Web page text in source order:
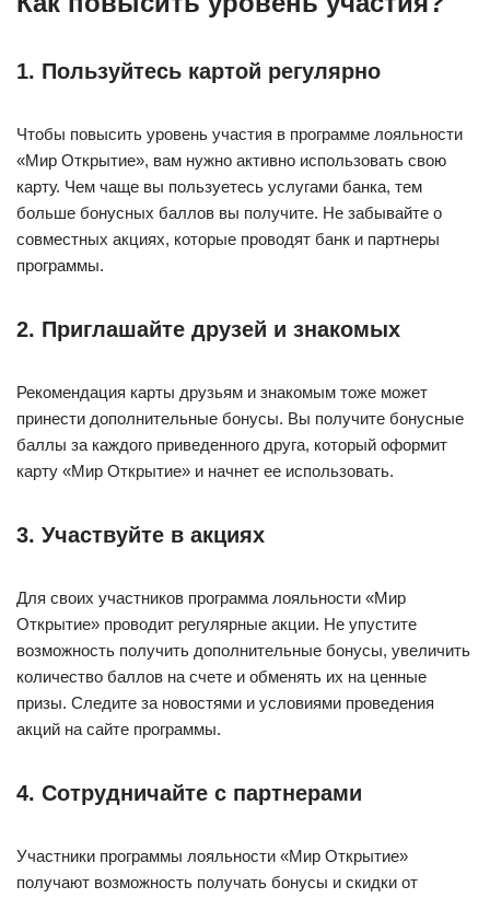
1. Пользуйтесь картой регулярно
Чтобы повысить уровень участия в программе лояльности
«Мир Открытие», вам нужно активно использовать свою
карту. Чем чаще вы пользуетесь услугами банка, тем
больше бонусных баллов вы получите. Не забывайте о
совместных акциях, которые проводят банк и партнеры
программы.
2. Приглашайте друзей и знакомых
Рекомендация карты друзьям и знакомым тоже может
принести дополнительные бонусы. Вы получите бонусные
баллы за каждого приведенного друга, который оформит
карту «Мир Открытие» и начнет ее использовать.
3. Участвуйте в акциях
Для своих участников программа лояльности «Мир
Открытие» проводит регулярные акции. Не упустите
возможность получить дополнительные бонусы, увеличить
количество баллов на счете и обменять их на ценные
призы. Следите за новостями и условиями проведения
акций на сайте программы.
4. Сотрудничайте с партнерами
Участники программы лояльности «Мир Открытие»
получают возможность получать бонусы и скидки от